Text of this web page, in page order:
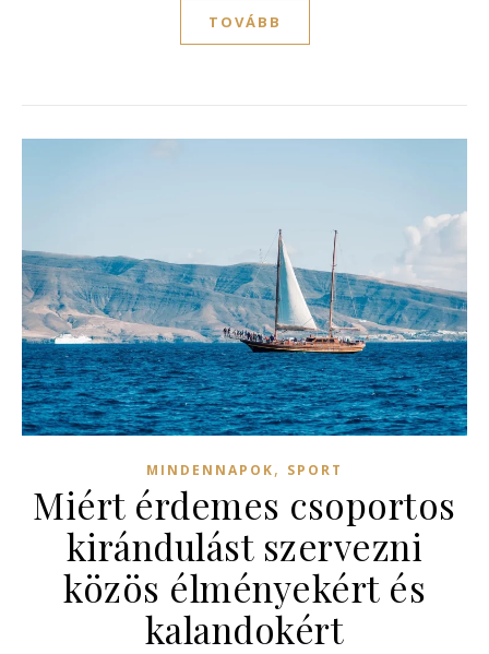
TOVÁBB
MINDENNAPOK, SPORT
Miért érdemes csoportos
kirándulást szervezni
közös élményekért és
kalandokért